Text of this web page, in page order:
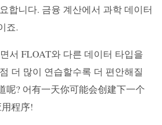
합니다. 금융 계산에서 과학 데이터
죠.
서 FLOAT와 다른 데이터 타입을
더 많이 연습할수록 더 편안해질
呢? 어有一天你可能会创建下一个
程序!